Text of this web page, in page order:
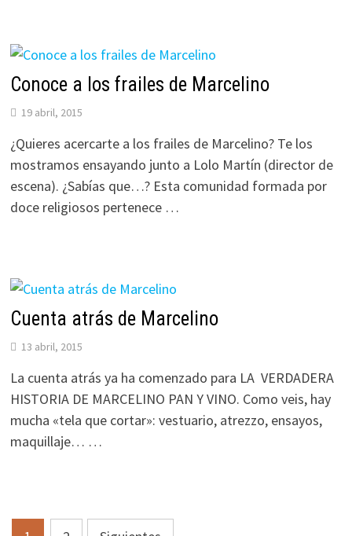
Conoce a los frailes de Marcelino
19 abril, 2015
¿Quieres acercarte a los frailes de Marcelino? Te los
mostramos ensayando junto a Lolo Martín (director de
escena). ¿Sabías que…? Esta comunidad formada por
doce religiosos pertenece …
Cuenta atrás de Marcelino
13 abril, 2015
La cuenta atrás ya ha comenzado para LA VERDADERA
HISTORIA DE MARCELINO PAN Y VINO. Como veis, hay
mucha «tela que cortar»: vestuario, atrezzo, ensayos,
maquillaje… …